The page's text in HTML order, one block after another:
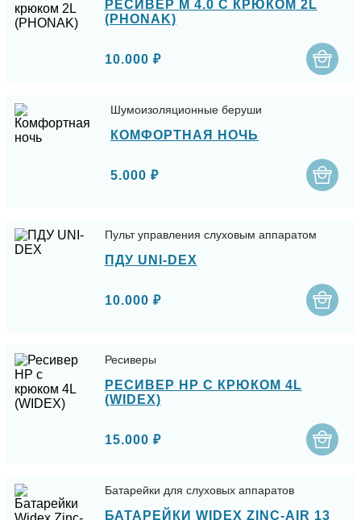
РЕСИВЕР M 4.0 С КРЮКОМ 2L
(PHONAK)
10.000 ₽
Шумоизоляционные беруши
КОМФОРТНАЯ НОЧЬ
5.000 ₽
Пульт управления слуховым аппаратом
ПДУ UNI-DEX
10.000 ₽
Ресиверы
РЕСИВЕР HP С КРЮКОМ 4L
(WIDEX)
15.000 ₽
Батарейки для слуховых аппаратов
БАТАРЕЙКИ WIDEX ZINC-AIR 13